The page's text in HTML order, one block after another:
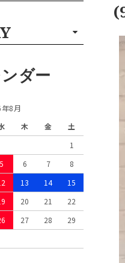
ダー
8月
木 金
土
1
5 6 7
8
13 14
15
20 21
22
27 28
29